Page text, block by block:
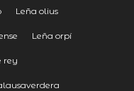
Leña olius
Leña orpí
rey